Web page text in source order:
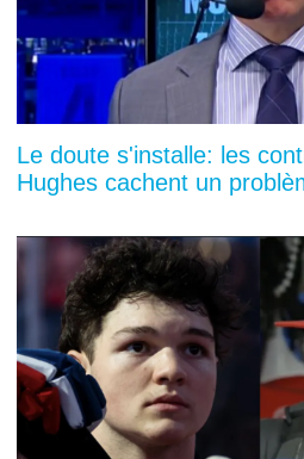
Le doute s'installe: les
Hughes cachent un